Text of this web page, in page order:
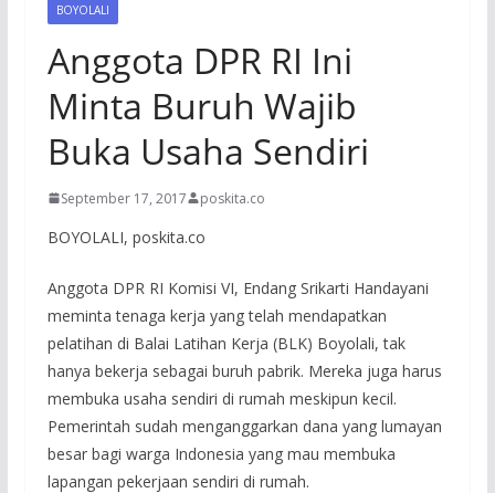
BOYOLALI
Anggota DPR RI Ini
Minta Buruh Wajib
Buka Usaha Sendiri
September 17, 2017 poskita.co
BOYOLALI, poskita.co
Anggota DPR RI Komisi VI, Endang Srikarti Handayani
meminta tenaga kerja yang telah mendapatkan
pelatihan di Balai Latihan Kerja (BLK) Boyolali, tak
hanya bekerja sebagai buruh pabrik. Mereka juga harus
membuka usaha sendiri di rumah meskipun kecil.
Pemerintah sudah menganggarkan dana yang lumayan
besar bagi warga Indonesia yang mau membuka
lapangan pekerjaan sendiri di rumah.